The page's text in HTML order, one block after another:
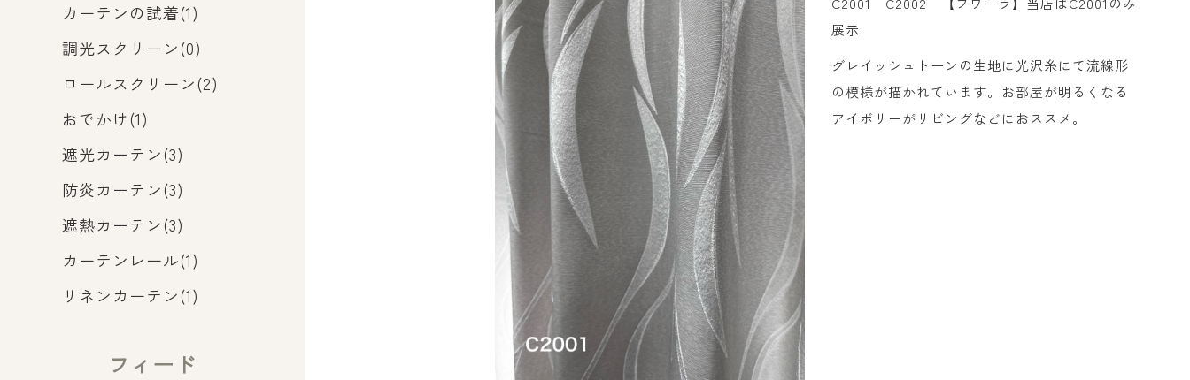
カーテンの試着(1)
調光スクリーン(0)
ロールスクリーン(2)
おでかけ(1)
遮光カーテン(3)
防炎カーテン(3)
遮熱カーテン(3)
カーテンレール(1)
リネンカーテン(1)
フィード
展示
グレイッシュトーンの生地に光沢糸にて流線形
の模様が描かれています。お部屋が明るくなる
アイボリーがリビングなどにおススメ。